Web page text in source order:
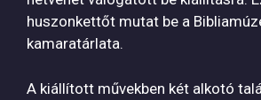
huszonkettőt mutat be a
kamaratárlata.
A kiállított művekben két alkotó